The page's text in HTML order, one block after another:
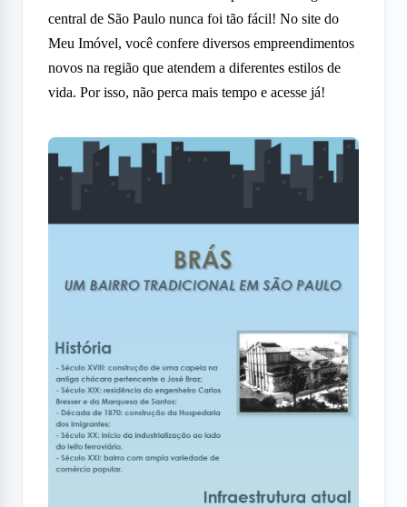
central de São Paulo nunca foi tão fácil! No site do
Meu Imóvel, você confere diversos empreendimentos
novos na região que atendem a diferentes estilos de
vida. Por isso, não perca mais tempo e acesse já!